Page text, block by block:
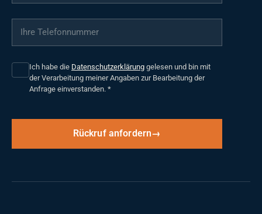
Ihre Telefonnummer
Ich habe die Datenschutzerklärung gelesen und bin mit
der Verarbeitung meiner Angaben zur Bearbeitung der
Anfrage einverstanden. *
Rückruf anfordern